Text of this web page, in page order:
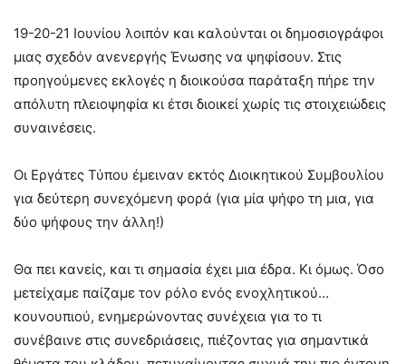
19-20-21 Ιουνίου λοιπόν και καλούνται οι δημοσιογράφοι
μιας σχεδόν ανενεργής Ένωσης να ψηφίσουν. Στις
προηγούμενες εκλογές η διοικούσα παράταξη πήρε την
απόλυτη πλειοψηφία κι έτσι διοικεί χωρίς τις στοιχειώδεις
συναινέσεις.
Οι Εργάτες Τύπου έμειναν εκτός Διοικητικού Συμβουλίου
για δεύτερη συνεχόμενη φορά (για μία ψήφο τη μια, για
δύο ψήφους την άλλη!)
Θα πει κανείς, και τι σημασία έχει μια έδρα. Κι όμως. Όσο
μετείχαμε παίζαμε τον ρόλο ενός ενοχλητικού…
κουνουπιού, ενημερώνοντας συνέχεια για το τι
συνέβαινε στις συνεδριάσεις, πιέζοντας για σημαντικά